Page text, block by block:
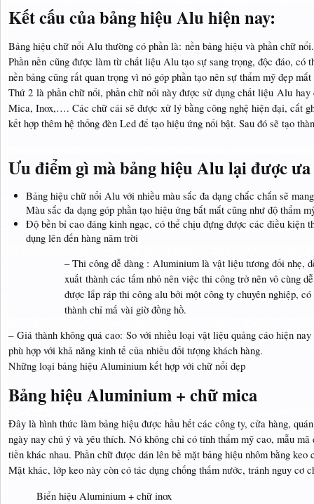
Kết cấu của bảng hiệu Alu hiện nay:
Bảng hiệu chữ nổi Alu thường có phần là: nền bảng hiệu và phần chữ
Phần nền cũng được làm từ chất liệu Alu tạo sự sang trọng, độc đáo, có
nền bảng cũng rất quan trọng vì nó góp phần tạo nên sự thẩm mỹ đẹp
Thứ 2 là phần chữ nổi, phần chữ nổi này được sử dụng chất liệu Alu
Mica, Inox,…. Các chữ cái sẽ được xử lý bằng công nghệ hiện đại, cắt
kết hợp thêm hệ thống đèn Led để tạo hiệu ứng nổi bật. Sau đó sẽ tạo
Ưu điểm gì mà bảng hiệu Alu lại được ưa
Bảng hiệu chữ nổi Alu với nhiều màu sắc đa dạng chắc chắn sẽ
Màu sắc đa dạng góp phần tạo hiệu ứng bắt mắt cũng như độ thẩm
Độ bền bỉ cao đáng kinh ngạc, có thể chịu đựng được các điều kiện
dụng lên đến hàng năm trời
– Thi công dễ dàng : Aluminium là vật liệu tương đối nhẹ,
xuất thành các tấm nhỏ nên việc thi công trở nên vô cùng
được lắp ráp thi công alu bởi một công ty chuyên nghiệp,
thành chỉ mấ vài giờ đồng hồ.
– Giá thành không quá cao: So với nhiều loại vật liệu quảng cáo hiện
phù hợp với khả năng kinh tế của nhiều đối tượng khách hàng.
Những loại bảng hiệu Aluminium kết hợp với chữ nổi đẹp
Bảng hiệu Aluminium + chữ mica
Đây là hình thức làm bảng hiệu được hầu hết các công ty, cửa hàng,
ngày nay chú ý và yêu thích. Nó không chỉ có tính thẩm mỹ cao, mẫu
tiền khác nhau. Phần chữ được dán lên bề mặt bảng hiệu nhôm bằng
Mặt khác, lớp keo này còn có tác dụng chống thấm nước, tránh nguy cơ
Biển hiệu Aluminium + chữ inox